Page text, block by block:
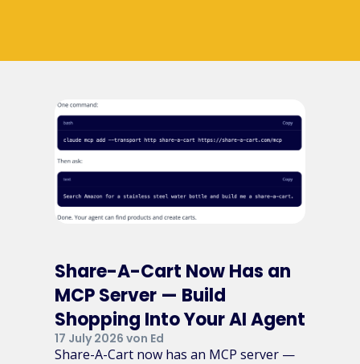
Share-A-Cart Now Has an
MCP Server — Build
Shopping Into Your AI Agent
17 July 2026 von Ed
Share-A-Cart now has an MCP server —